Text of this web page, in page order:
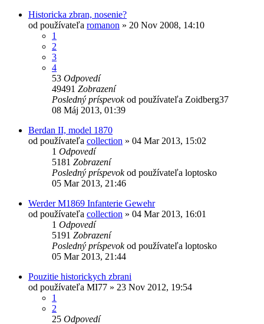
Historicka zbran, nosenie?
od používateľa romanon » 20 Nov 2008, 14:10
1
2
3
4
53 Odpovedí
49491 Zobrazení
Posledný príspevokod používateľa Zoidberg37
08 Máj 2013, 01:39
Berdan II, model 1870
od používateľa collection » 04 Mar 2013, 15:02
1 Odpovedí
5181 Zobrazení
Posledný príspevokod používateľa loptosko
05 Mar 2013, 21:46
Werder M1869 Infanterie Gewehr
od používateľa collection » 04 Mar 2013, 16:01
1 Odpovedí
5191 Zobrazení
Posledný príspevokod používateľa loptosko
05 Mar 2013, 21:44
Pouzitie historickych zbrani
od používateľa MI77 » 23 Nov 2012, 19:54
1
2
25 Odpovedí